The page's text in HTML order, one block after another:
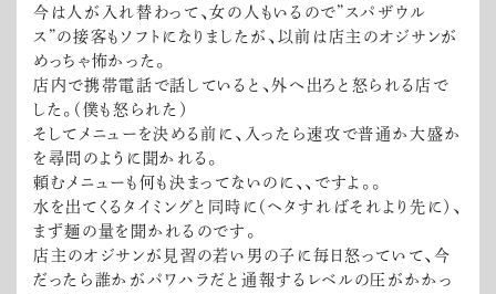
今は人が入れ替わって、女の人もいるので”スパザウル
ス”の接客もソフトになりましたが、以前は店主のオジサンが
めっちゃ怖かった。
店内で携帯電話で話していると、外へ出ろと怒られる店で
した。（僕も怒られた）
そしてメニューを決める前に、入ったら速攻で普通か大盛か
を尋問のように聞かれる。
頼むメニューも何も決まってないのに、、ですよ。。
水を出てくるタイミングと同時に（ヘタすればそれより先に）、
まず麺の量を聞かれるのです。
店主のオジサンが見習の若い男の子に毎日怒っていて、今
だったら誰かがパワハラだと通報するレベルの圧がかかっ